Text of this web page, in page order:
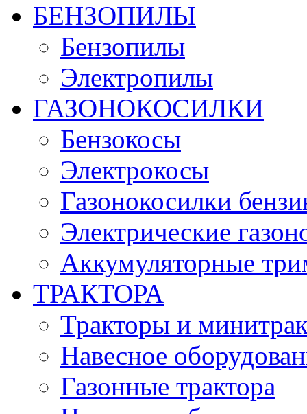
БЕНЗОПИЛЫ
Бензопилы
Электропилы
ГАЗОНОКОСИЛКИ
Бензокосы
Электрокосы
Газонокосилки
Электрические
Аккумуляторные
ТРАКТОРА
Тракторы и
Навесное
Газонные трактора